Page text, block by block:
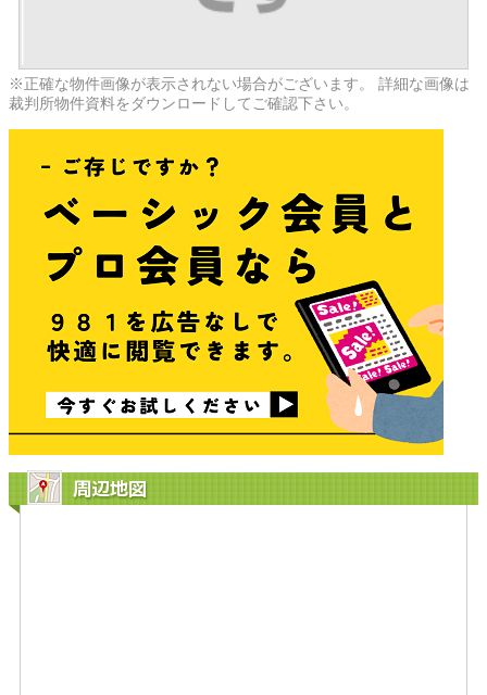
※正確な物件画像が表示されない場合がございます。 詳細な画像は
裁判所物件資料をダウンロードしてご確認下さい。
周辺地図